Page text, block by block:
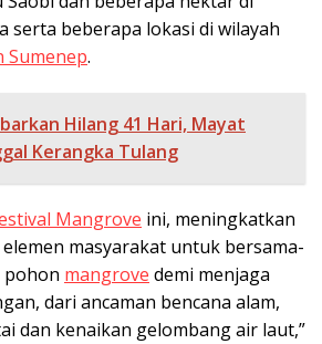
serta beberapa lokasi di wilayah
Sumenep.
Hilang 41 Hari, Mayat
Kerangka Tulang
Mangrove ini, meningkatkan
masyarakat untuk bersama-
pohon mangrove demi menjaga
dari ancaman bencana alam,
dan kenaikan gelombang air laut,”